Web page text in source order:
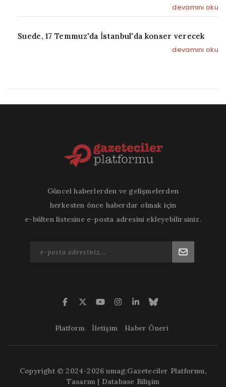
devamını oku
Suede, 17 Temmuz'da İstanbul'da konser verecek
devamını oku
Güncel haberlerden ve gelişmelerden
herkesten önce haberdar olmak için
e-bülten listesine e-posta adresini ekleyebilirsiniz.
Platform İletişim Haber Öneri
Copyright © 2024-2026 umag:Gazeteciler Platformu,
Tasarım | Database Bilişim